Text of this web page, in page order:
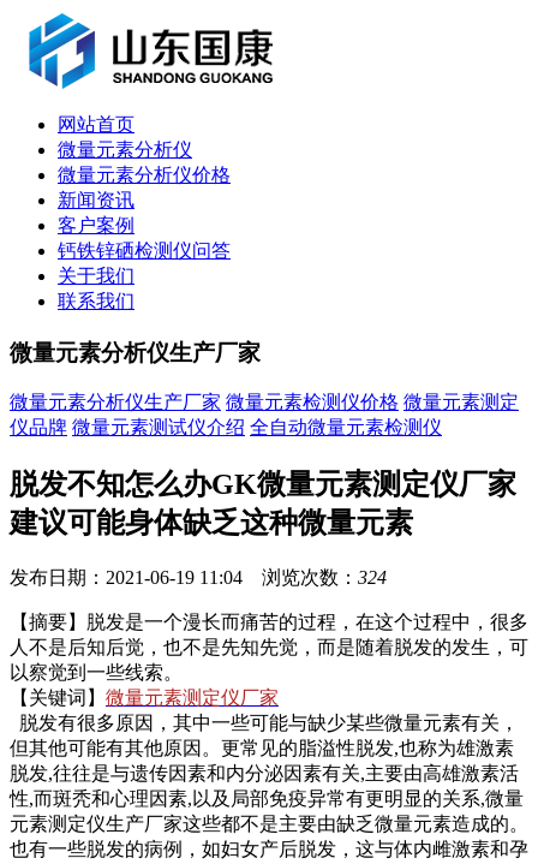
网站首页
微量元素分析仪
微量元素分析仪价格
新闻资讯
客户案例
钙铁锌硒检测仪问答
关于我们
联系我们
微量元素分析仪生产厂家
微量元素分析仪生产厂家 微量元素检测仪价格 微量元素测定
仪品牌 微量元素测试仪介绍 全自动微量元素检测仪
脱发不知怎么办GK微量元素测定仪厂家
建议可能身体缺乏这种微量元素
发布日期：2021-06-19 11:04 浏览次数： 324
【摘要】脱发是一个漫长而痛苦的过程，在这个过程中，很多
人不是后知后觉，也不是先知先觉，而是随着脱发的发生，可
以察觉到一些线索。
【关键词】 微量元素测定仪厂家
脱发有很多原因，其中一些可能与缺少某些微量元素有关，
但其他可能有其他原因。更常见的脂溢性脱发,也称为雄激素
脱发,往往是与遗传因素和内分泌因素有关,主要由高雄激素活
性,而斑秃和心理因素,以及局部免疫异常有更明显的关系,微量
元素测定仪生产厂家这些都不是主要由缺乏微量元素造成的。
也有一些脱发的病例，如妇女产后脱发，这与体内雌激素和孕